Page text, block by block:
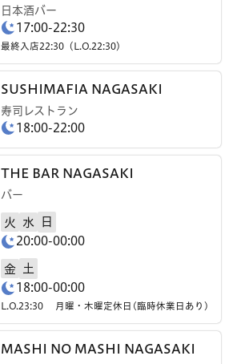
日本酒バー
17:00-22:30
最終入店22:30（L.O.22:30）
SUSHIMAFIA NAGASAKI
寿司レストラン
18:00-22:00
THE BAR NAGASAKI
バー
火 水
日
20:00-00:00
金
土
18:00-00:00
L.O.23:30 月曜・木曜定休日(臨時休業日あり)
MASHI NO MASHI NAGASAKI